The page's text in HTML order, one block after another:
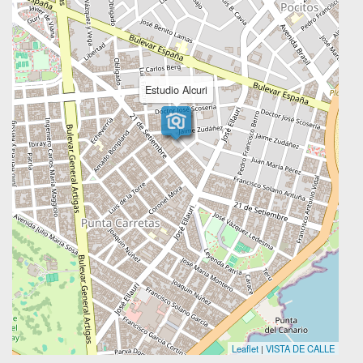
Estudio Alcuri
Leaflet | VISTA DE CALLE